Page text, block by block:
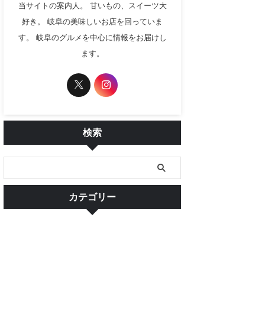
当サイトの案内人。 甘いもの、スイーツ大
好き。 岐阜の美味しいお店を回っていま
す。 岐阜のグルメを中心に情報をお届けし
ます。
検索
カテゴリー